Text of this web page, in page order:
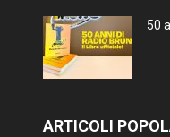
50
ARTICOLI